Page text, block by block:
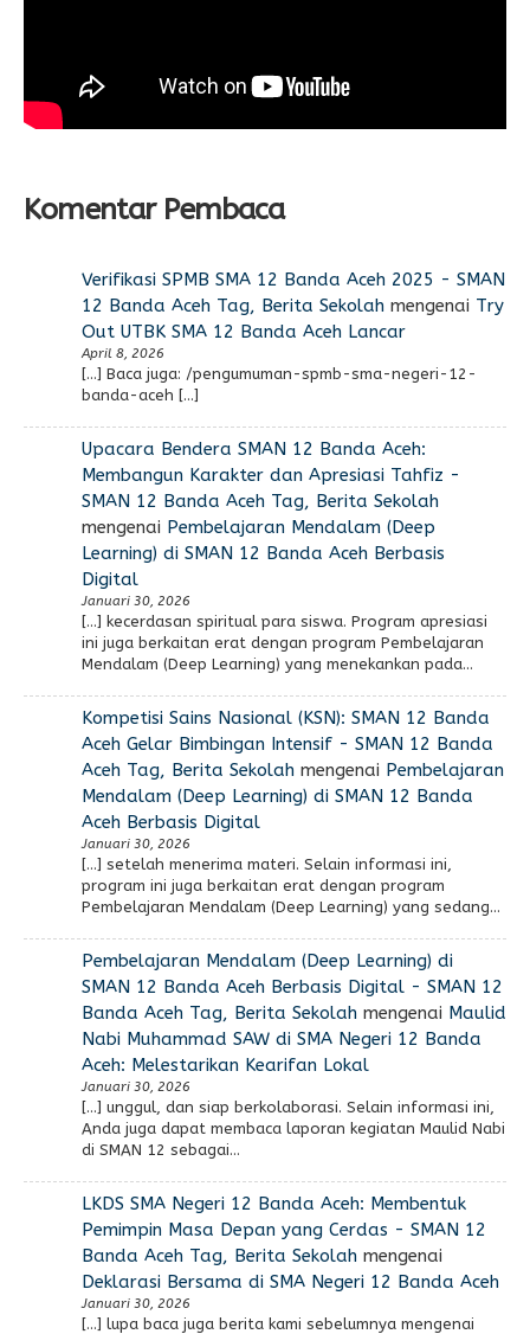
Komentar Pembaca
Verifikasi SPMB SMA 12 Banda Aceh 2025 - SMAN
12 Banda Aceh Tag, Berita Sekolahmengenai Try
Out UTBK SMA 12 Banda Aceh Lancar
April 8, 2026
[…] Baca juga: /pengumuman-spmb-sma-negeri-12-
banda-aceh […]
Upacara Bendera SMAN 12 Banda Aceh:
Membangun Karakter dan Apresiasi Tahfiz -
SMAN 12 Banda Aceh Tag, Berita Sekolah
mengenai Pembelajaran Mendalam (Deep
Learning) di SMAN 12 Banda Aceh Berbasis
Digital
Januari 30, 2026
[…] kecerdasan spiritual para siswa. Program apresiasi
ini juga berkaitan erat dengan program Pembelajaran
Mendalam (Deep Learning) yang menekankan pada…
Kompetisi Sains Nasional (KSN): SMAN 12 Banda
Aceh Gelar Bimbingan Intensif - SMAN 12 Banda
Aceh Tag, Berita Sekolahmengenai Pembelajaran
Mendalam (Deep Learning) di SMAN 12 Banda
Aceh Berbasis Digital
Januari 30, 2026
[…] setelah menerima materi. Selain informasi ini,
program ini juga berkaitan erat dengan program
Pembelajaran Mendalam (Deep Learning) yang sedang…
Pembelajaran Mendalam (Deep Learning) di
SMAN 12 Banda Aceh Berbasis Digital - SMAN 12
Banda Aceh Tag, Berita Sekolahmengenai Maulid
Nabi Muhammad SAW di SMA Negeri 12 Banda
Aceh: Melestarikan Kearifan Lokal
Januari 30, 2026
[…] unggul, dan siap berkolaborasi. Selain informasi ini,
Anda juga dapat membaca laporan kegiatan Maulid Nabi
di SMAN 12 sebagai…
LKDS SMA Negeri 12 Banda Aceh: Membentuk
Pemimpin Masa Depan yang Cerdas - SMAN 12
Banda Aceh Tag, Berita Sekolahmengenai
Deklarasi Bersama di SMA Negeri 12 Banda Aceh
Januari 30, 2026
[…] lupa baca juga berita kami sebelumnya mengenai